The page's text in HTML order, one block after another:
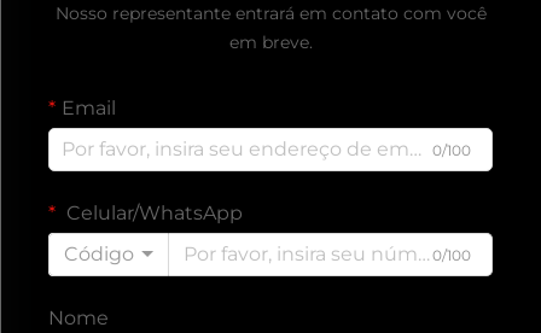
Nosso representante entrará em contato com você
em breve.
Email
0/100
Celular/WhatsApp
Código
0/100
Nome